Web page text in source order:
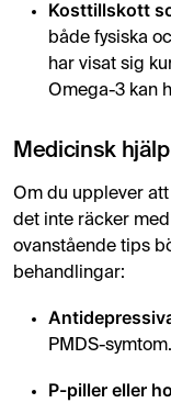
Kosttillskott
både fysiska
har visat sig
Omega-3 kan
Medicinsk hjälp
Om du upplever
det inte räcker
ovanstående tips
behandlingar:
PMDS-symtom.
P-piller eller